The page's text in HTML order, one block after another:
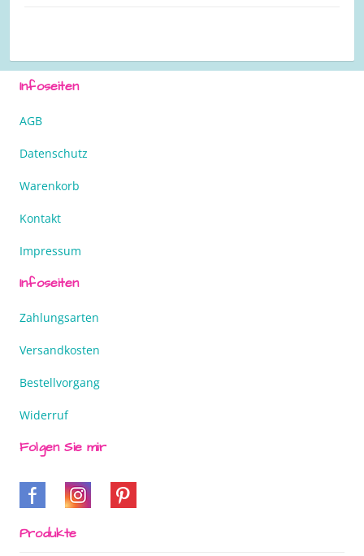
Infoseiten
AGB
Datenschutz
Warenkorb
Kontakt
Impressum
Infoseiten
Zahlungsarten
Versandkosten
Bestellvorgang
Widerruf
Folgen Sie mir
Produkte